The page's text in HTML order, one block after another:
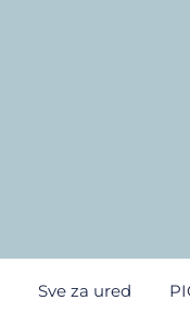
Sve za ured